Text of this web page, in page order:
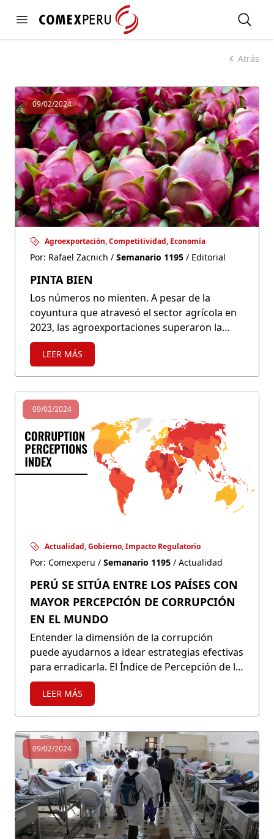
Open menu
https://www.comexperu.org.pe Open
SEMANARIO 1195
Atrás
09/02/2024
Agroexportación, Competitividad, Economía
Por: Rafael Zacnich / Semanario 1195 / Editorial
PINTA BIEN
Los números no mienten. A pesar de la
coyuntura que atravesó el sector agrícola en
2023, las agroexportaciones superaron la
valla de los US$ 10,000 millones. Sí, mucho
tuvo que ver el efecto precio, pero también se
de ellos.
LEER MÁS
09/02/2024
Actualidad, Gobierno, Impacto Regulatorio
Por: Comexperu / Semanario 1195 / Actualidad
PERÚ SE SITÚA ENTRE LOS PAÍSES CON
MAYOR PERCEPCIÓN DE CORRUPCIÓN
EN EL MUNDO
Entender la dimensión de la corrupción
puede ayudarnos a idear estrategias efectivas
para erradicarla. El Índice de Percepción de la
Corrupción posiciona al Perú en el tercio de
países con mayor corrupción en el mundo, lo
que refleja el deterioro institucional de los
LEER MÁS
09/02/2024